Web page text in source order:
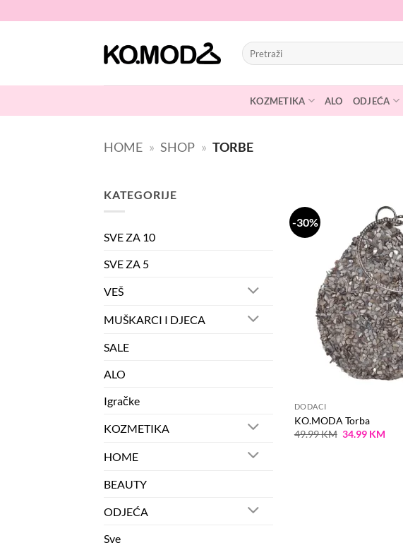
to
Pretraži:
KOZMETIKA ALO ODJEĆA
HOME » SHOP » TORBE
KATEGORIJE
SVE ZA 10
SVE ZA 5
VEŠ
MUŠKARCI I DJECA
SALE
ALO
Igračke
KOZMETIKA
HOME
BEAUTY
ODJEĆA
Sve
-30%
DODACI
KO.MODA Torba
49.99KM Original
34.99 KM